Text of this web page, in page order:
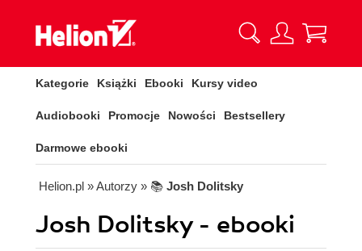
Kategorie Książki Ebooki Kursy video
Audiobooki Promocje Nowości Bestsellery
Darmowe ebooki
Helion.pl » Autorzy » 📚 Josh Dolitsky
Josh Dolitsky - ebooki